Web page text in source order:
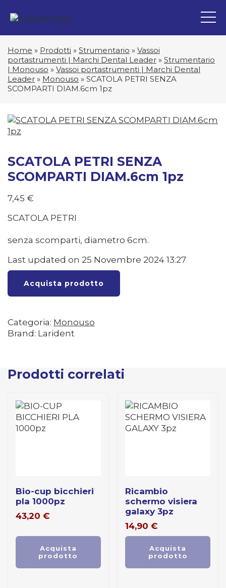
Home » Prodotti » Strumentario » Vassoi
portastrumenti | Marchi Dental Leader » Strumentario
| Monouso » Vassoi portastrumenti | Marchi Dental
Leader » Monouso » SCATOLA PETRI SENZA
SCOMPARTI DIAM.6cm 1pz
SCATOLA PETRI SENZA
SCOMPARTI DIAM.6cm 1pz
7,45 €
SCATOLA PETRI
senza scomparti, diametro 6cm.
Last updated on 25 Novembre 2024 13:27
Acquista prodotto
Categoria: Monouso
Brand: Larident
Prodotti correlati
bio-cup bicchieri
pla 1000pz
43,20 €
Acquista
prodotto
ricambio
schermo visiera
galaxy 3pz
14,90 €
Acquista
prodotto